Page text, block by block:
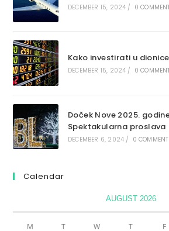
DECEMBER 15, 2024 / 0
Kako investirati u
DECEMBER 15, 2024 / 0
Doček Nove 2025.
Spektakularna proslava
DECEMBER 6, 2024 / 0
Calendar
AUGUST 2026
M T W T F